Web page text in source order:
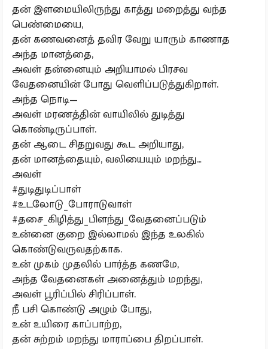
தன் இளமையிலிருந்து காத்து மறைத்து வந்த
பெண்மையை,
தன் கணவனைத் தவிர வேறு யாரும் காணாத
அந்த மானத்தை,
அவள் தன்னையும் அறியாமல் பிரசவ
வேதனையின் போது வெளிப்படுத்துகிறாள்.
அந்த நொடி—
அவள் மரணத்தின் வாயிலில் துடித்து
கொண்டிருப்பாள்.
தன் ஆடை சிதறுவது கூட அறியாது,
தன் மானத்தையும், வலியையும் மறந்து…
அவள்
#துடிதுடிப்பாள்
#உடலோடு_போராடுவாள்
#தசை_கிழித்து_பிளந்து_வேதனைப்படும்
உன்னை குறை இல்லாமல் இந்த உலகில்
கொண்டுவருவதற்காக.
உன் முகம் முதலில் பார்த்த கணமே,
அந்த வேதனைகள் அனைத்தும் மறந்து,
அவள் பூரிப்பில் சிரிப்பாள்.
நீ பசி கொண்டு அழும் போது,
உன் உயிரை காப்பாற்ற,
தன் சுற்றம் மறந்து மாராப்பை திறப்பாள்.